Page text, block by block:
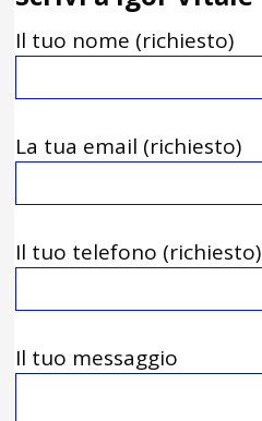
Il tuo nome (richiesto)
La tua email (richiesto)
Il tuo telefono (richiesto)
Il tuo messaggio